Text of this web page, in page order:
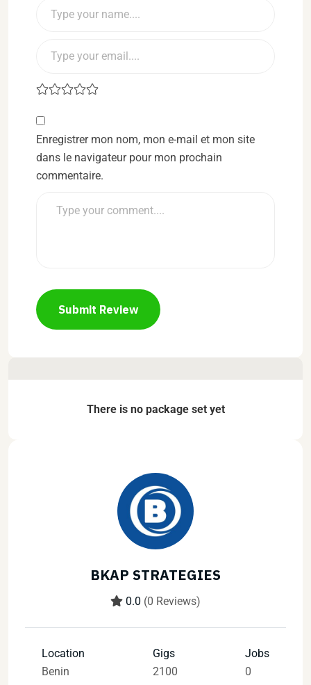
Enregistrer mon nom, mon e-mail et mon site
dans le navigateur pour mon prochain
commentaire.
Submit Review
There is no package set yet
BKAP STRATEGIES
0.0 (0 Reviews)
Location
Benin
Gigs
2100
Jobs
0